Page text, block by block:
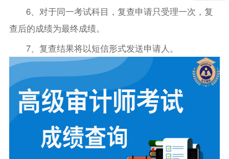
6、对于同一考试科目，复查申请只受理一次，复
查后的成绩为最终成绩。
7、复查结果将以短信形式发送申请人。